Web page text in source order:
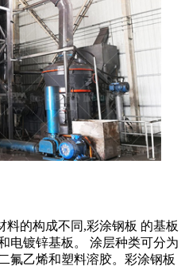
料的构成不同,彩涂钢板 的基板
电镀锌基板。 涂层种类可分为
氟乙烯和塑料溶胶。彩涂钢板